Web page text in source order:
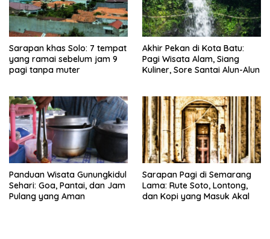
Sarapan khas Solo: 7 tempat
yang ramai sebelum jam 9
pagi tanpa muter
Akhir Pekan di Kota Batu:
Pagi Wisata Alam, Siang
Kuliner, Sore Santai Alun-Alun
Panduan Wisata Gunungkidul
Sehari: Goa, Pantai, dan Jam
Pulang yang Aman
Sarapan Pagi di Semarang
Lama: Rute Soto, Lontong,
dan Kopi yang Masuk Akal